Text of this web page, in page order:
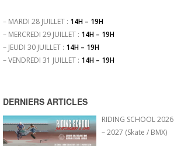
– MARDI 28 JUILLET : 14H – 19H
– MERCREDI 29 JUILLET : 14H – 19H
– JEUDI 30 JUILLET : 14H – 19H
– VENDREDI 31 JUILLET : 14H – 19H
DERNIERS ARTICLES
RIDING SCHOOL 2026
– 2027 (Skate / BMX)